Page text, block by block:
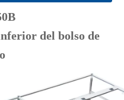
del bolso de